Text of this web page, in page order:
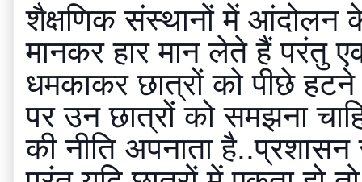
शैक्षणिक संस्थानों में
मानकर हार मान लेते हैं परंतु
धमकाकर छात्रों को पीछे
पर उन छात्रों को समझना
की नीति अपनाता